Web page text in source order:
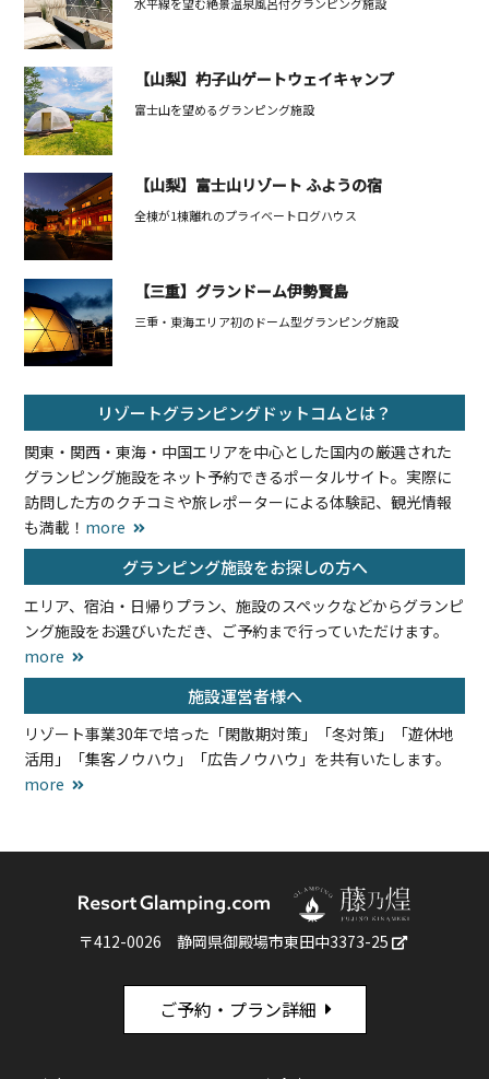
水平線を望む絶景温泉風呂付グランピング施設
【山梨】杓子山ゲートウェイキャンプ
富士山を望めるグランピング施設
【山梨】富士山リゾート ふようの宿
全棟が1棟離れのプライベートログハウス
【三重】グランドーム伊勢賢島
三重・東海エリア初のドーム型グランピング施設
リゾートグランピングドットコムとは？
関東・関西・東海・中国エリアを中心とした国内の厳選された
グランピング施設をネット予約できるポータルサイト。実際に
訪問した方のクチコミや旅レポーターによる体験記、観光情報
も満載！ more
グランピング施設をお探しの方へ
エリア、宿泊・日帰りプラン、施設のスペックなどからグランピ
ング施設をお選びいただき、ご予約まで行っていただけます。
more
施設運営者様へ
リゾート事業30年で培った「閑散期対策」「冬対策」「遊休地
活用」「集客ノウハウ」「広告ノウハウ」を共有いたします。
more
〒412-0026 静岡県御殿場市東田中3373-25
ご予約・プラン詳細